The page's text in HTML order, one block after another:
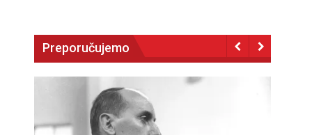
Preporučujemo